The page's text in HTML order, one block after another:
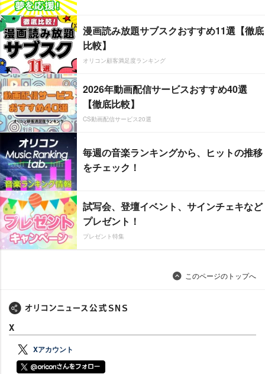
漫画読み放題サブスクおすすめ11選【徹底
比較】
オリコン顧客満足度ランキング
2026年動画配信サービスおすすめ40選
【徹底比較】
CS動画配信サービス20選
毎週の音楽ランキングから、ヒットの推移
をチェック！
試写会、登壇イベント、サインチェキなど
プレゼント！
プレゼント特集
このページのトップへ
X
Xアカウント